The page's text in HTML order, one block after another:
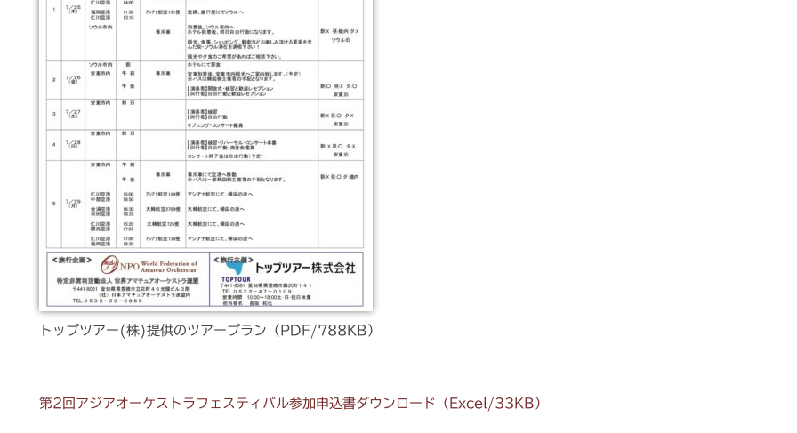
トップツアー(株)提供のツアープラン（PDF/788KB）
第2回アジアオーケストラフェスティバル参加申込書ダウンロード（Excel/33KB）